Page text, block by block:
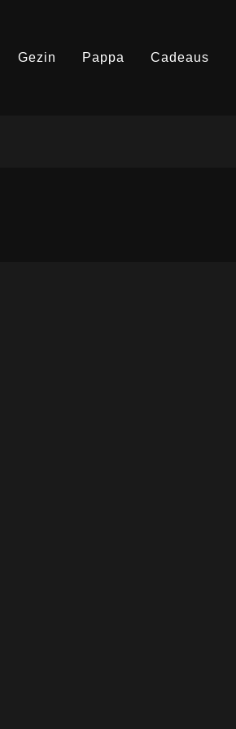
Gezin Pappa Cadeaus